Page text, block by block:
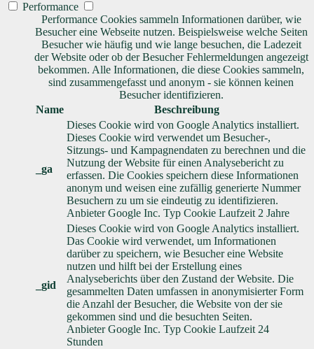
Performance
Performance Cookies sammeln Informationen darüber, wie
Besucher eine Webseite nutzen. Beispielsweise welche Seiten
Besucher wie häufig und wie lange besuchen, die Ladezeit
der Website oder ob der Besucher Fehlermeldungen angezeigt
bekommen. Alle Informationen, die diese Cookies sammeln,
sind zusammengefasst und anonym - sie können keinen
Besucher identifizieren.
Name
Beschreibung
_ga
Dieses Cookie wird von Google Analytics installiert.
Dieses Cookie wird verwendet um Besucher-,
Sitzungs- und Kampagnendaten zu berechnen und die
Nutzung der Website für einen Analysebericht zu
erfassen. Die Cookies speichern diese Informationen
anonym und weisen eine zufällig generierte Nummer
Besuchern zu um sie eindeutig zu identifizieren.
Anbieter Google Inc. Typ Cookie Laufzeit 2 Jahre
_gid
Dieses Cookie wird von Google Analytics installiert.
Das Cookie wird verwendet, um Informationen
darüber zu speichern, wie Besucher eine Website
nutzen und hilft bei der Erstellung eines
Analyseberichts über den Zustand der Website. Die
gesammelten Daten umfassen in anonymisierter Form
die Anzahl der Besucher, die Website von der sie
gekommen sind und die besuchten Seiten.
Anbieter Google Inc. Typ Cookie Laufzeit 24
Stunden